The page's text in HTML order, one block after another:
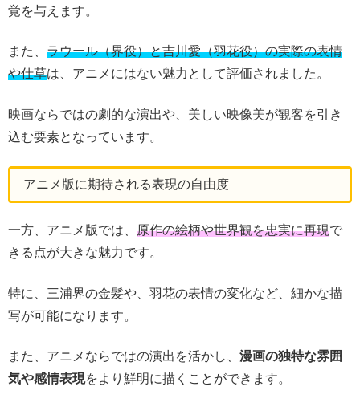
覚を与えます。
また、 ラウール（界役）と吉川愛（羽花役）の実際の表情
や仕草は、アニメにはない魅力として評価されました。
映画ならではの劇的な演出や、美しい映像美が観客を引き
込む要素となっています。
アニメ版に期待される表現の自由度
一方、アニメ版では、 原作の絵柄や世界観を忠実に再現で
きる点が大きな魅力です。
特に、三浦界の金髪や、羽花の表情の変化など、細かな描
写が可能になります。
また、アニメならではの演出を活かし、 漫画の独特な雰囲
気や感情表現をより鮮明に描くことができます。